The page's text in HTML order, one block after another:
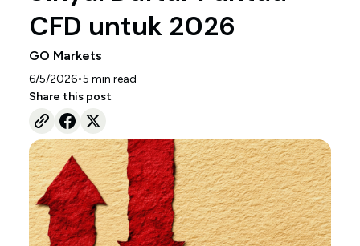
CFD untuk 2026
GO Markets
6/5/2026•5 min read
Share this post